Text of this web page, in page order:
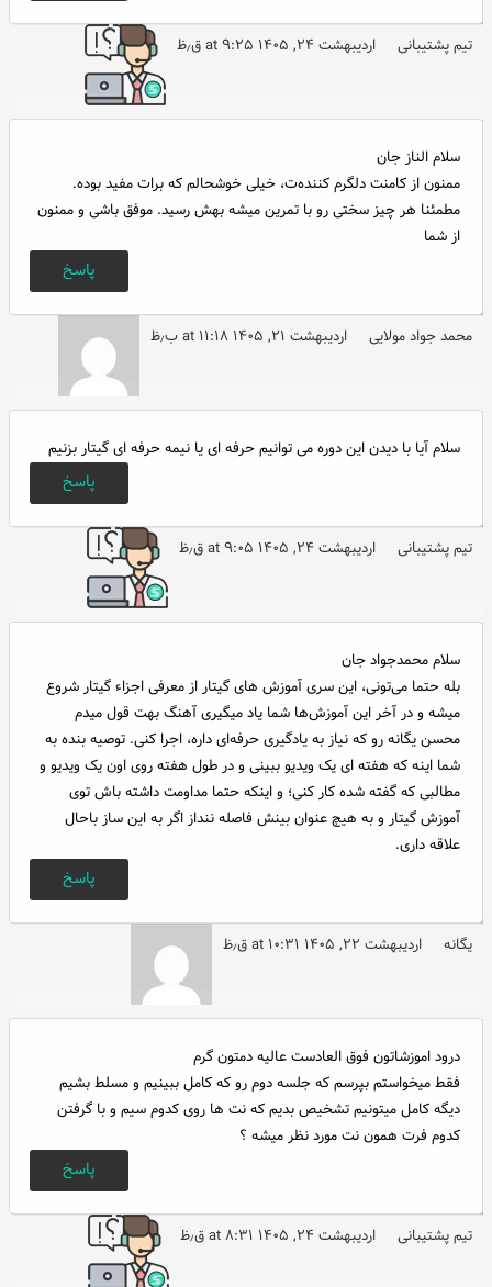
تیم پشتیبانی اردیبهشت ۲۴, ۱۴۰۵ at ۹:۲۵ ق٫ظ
سلام الناز جان
ممنون از کامنت دلگرم کننده‌ت، خیلی خوشحالم که برات مفید بوده.
مطمئنا هر چیز سختی رو با تمرین میشه بهش رسید. موفق باشی و ممنون
از شما
پاسخ
محمد جواد مولایی اردیبهشت ۲۱, ۱۴۰۵ at ۱۱:۱۸ ب٫ظ
سلام آیا با دیدن این دوره می توانیم حرفه ای یا نیمه حرفه ای گیتار بزنیم
پاسخ
تیم پشتیبانی اردیبهشت ۲۴, ۱۴۰۵ at ۹:۰۵ ق٫ظ
سلام محمدجواد جان
بله حتما می‌تونی، این سری آموزش های گیتار از معرفی اجزاء گیتار شروع
میشه و در آخر این آموزش‌ها شما یاد میگیری آهنگ بهت قول میدم
محسن یگانه رو که نیاز به یادگیری حرفه‌ای داره، اجرا کنی. توصیه بنده به
شما اینه که هفته ای یک ویدیو ببینی و در طول هفته روی اون یک ویدیو و
مطالبی که گفته شده کار کنی؛ و اینکه حتما مداومت داشته باش توی
آموزش گیتار و به هیچ عنوان بینش فاصله ننداز اگر به این ساز باحال
علاقه داری.
پاسخ
یگانه اردیبهشت ۲۲, ۱۴۰۵ at ۱۰:۳۱ ق٫ظ
درود اموزشاتون فوق العادست عالیه دمتون گرم
فقط میخواستم بپرسم که جلسه دوم رو که کامل ببینیم و مسلط بشیم
دیگه کامل میتونیم تشخیص بدیم که نت ها روی کدوم سیم و با گرفتن
کدوم فرت همون نت مورد نظر میشه ؟
پاسخ
تیم پشتیبانی اردیبهشت ۲۴, ۱۴۰۵ at ۸:۳۱ ق٫ظ